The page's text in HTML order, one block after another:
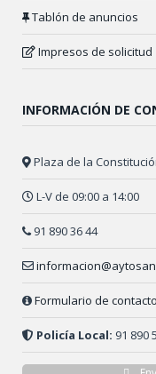
Tablón de anuncios
Impresos de solicitud
INFORMACIÓN DE
Plaza de la
L-V de 09:00 a 14:00
91 890 36 44
Formulario de contacto
Policía Local: 91 890